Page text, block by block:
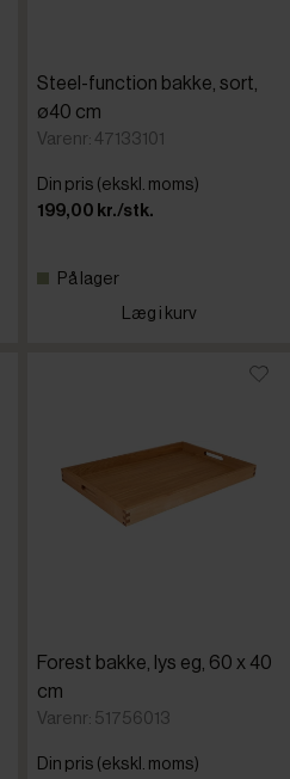
Steel-function bakke, sort,
ø40 cm
Varenr: 47133101
Din pris (ekskl. moms)
199,00 kr./stk.
På lager
Læg i kurv
Forest bakke, lys eg, 60 x 40
cm
Varenr: 51756013
Din pris (ekskl. moms)